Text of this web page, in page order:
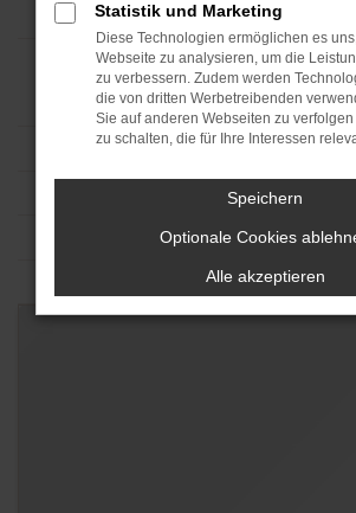
Statistik und Marketing
Diese Technologien ermöglichen es
Webseite zu analysieren, um die
zu verbessern. Zudem werden
die von dritten Werbetreibenden
Sie auf anderen Webseiten zu
zu schalten, die für Ihre Interessen
Speichern
Optionale Cookies
Alle akzeptieren